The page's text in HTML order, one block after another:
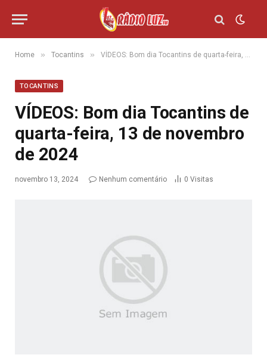
Home » Tocantins » VÍDEOS: Bom dia Tocantins de quarta-feira, 13 de novembro de 2024
TOCANTINS
VÍDEOS: Bom dia Tocantins de
quarta-feira, 13 de novembro
de 2024
novembro 13, 2024 Nenhum comentário 0 Visitas